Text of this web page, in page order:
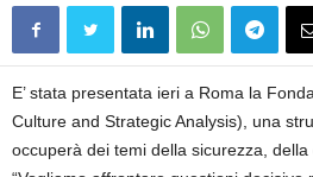
E’ stata presentata ieri a Roma la
Culture and Strategic Analysis), una
occuperà dei temi della sicurezza, della